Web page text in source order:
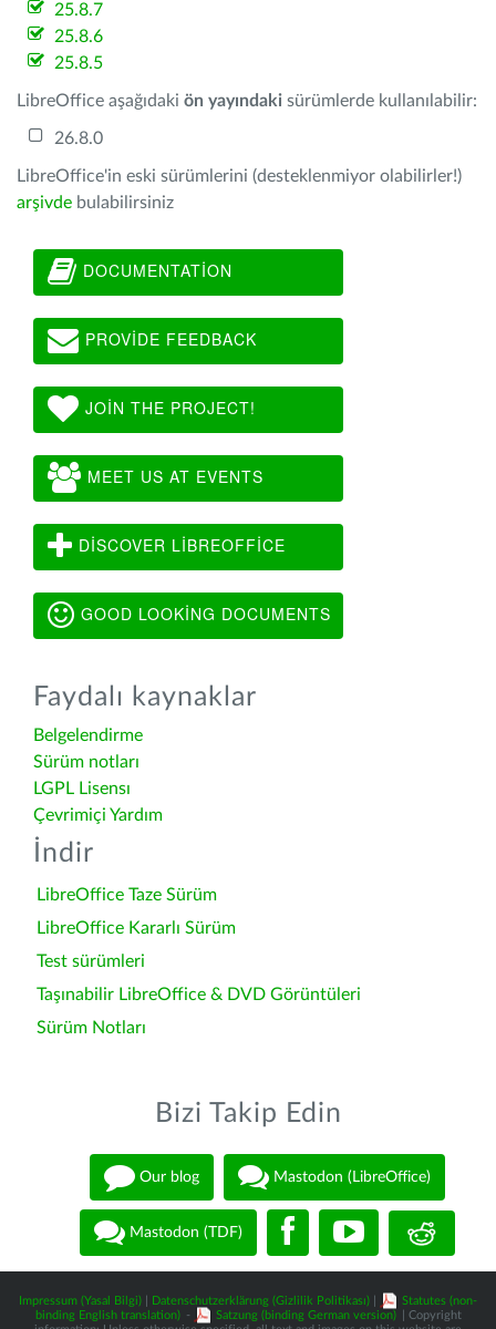
25.8.7
25.8.6
25.8.5
LibreOffice aşağıdaki ön yayındaki sürümlerde kullanılabilir:
26.8.0
LibreOffice'in eski sürümlerini (desteklenmiyor olabilirler!)
arşivde bulabilirsiniz
DOCUMENTATION
PROVIDE FEEDBACK
JOIN THE PROJECT!
MEET US AT EVENTS
DISCOVER LIBREOFFICE
GOOD LOOKING DOCUMENTS
Faydalı kaynaklar
Belgelendirme
Sürüm notları
LGPL Lisensı
Çevrimiçi Yardım
İndir
LibreOffice Taze Sürüm
LibreOffice Kararlı Sürüm
Test sürümleri
Taşınabilir LibreOffice & DVD Görüntüleri
Sürüm Notları
Bizi Takip Edin
Our blog Mastodon (LibreOffice)
Mastodon (TDF)
Impressum (Yasal Bilgi) Datenschutzerklärung (Gizlilik Politikası)
Statutes (non-
binding English translation) - Satzung (binding German version)
| Copyright